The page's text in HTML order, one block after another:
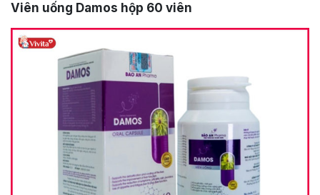
Viên uống Damos hộp 60 viên